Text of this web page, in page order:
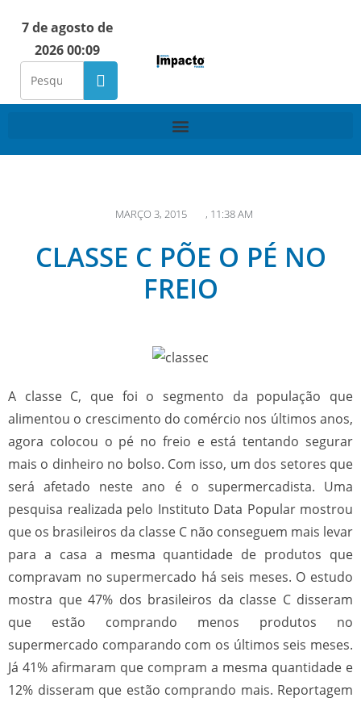
7 de agosto de
2026 00:09
MARÇO 3, 2015 , 11:38 AM
CLASSE C PÕE O PÉ NO
FREIO
A classe C, que foi o segmento da população que
alimentou o crescimento do comércio nos últimos anos,
agora colocou o pé no freio e está tentando segurar
mais o dinheiro no bolso. Com isso, um dos setores que
será afetado neste ano é o supermercadista. Uma
pesquisa realizada pelo Instituto Data Popular mostrou
que os brasileiros da classe C não conseguem mais levar
para a casa a mesma quantidade de produtos que
compravam no supermercado há seis meses. O estudo
mostra que 47% dos brasileiros da classe C disseram
que estão comprando menos produtos no
supermercado comparando com os últimos seis meses.
Já 41% afirmaram que compram a mesma quantidade e
12% disseram que estão comprando mais. Reportagem